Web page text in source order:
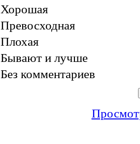
Хорошая
Превосходная
Плохая
Бывают и лучше
Без комментариев